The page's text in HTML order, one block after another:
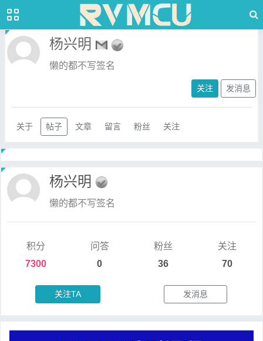
杨兴明
懒的都不写签名
关注 发消息
关于 帖子 文章 留言 粉丝 关注
杨兴明
懒的都不写签名
积分
7300
问答
0
粉丝
36
关注
70
关注TA 发消息